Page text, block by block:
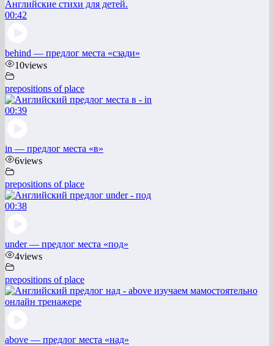
00:42
behind — предлог места «сзади»
10views
prepositions of place
00:39
in — предлог места «в»
6views
prepositions of place
00:38
under — предлог места «под»
4views
prepositions of place
above — предлог места «над»